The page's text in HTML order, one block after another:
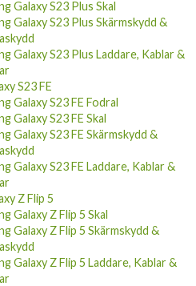
Galaxy S23 Plus Skal
Galaxy S23 Plus Skärmskydd &
Galaxy S23 Plus Laddare, Kablar &
S23 FE
Galaxy S23 FE Fodral
Galaxy S23 FE Skal
Galaxy S23 FE Skärmskydd &
Galaxy S23 FE Laddare, Kablar &
Z Flip 5
Galaxy Z Flip 5 Skal
Galaxy Z Flip 5 Skärmskydd &
Galaxy Z Flip 5 Laddare, Kablar &